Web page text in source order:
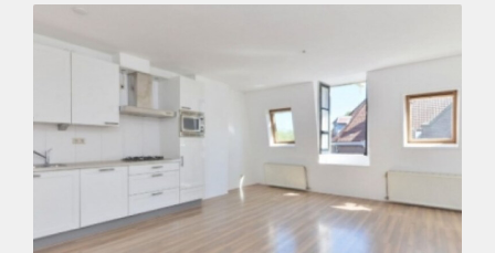
Gedeelde Douche: Nee
Gedeelde woonkamer: Nee
Huisgenoten: Nee
Geslacht huisgenoten: N.v.t.